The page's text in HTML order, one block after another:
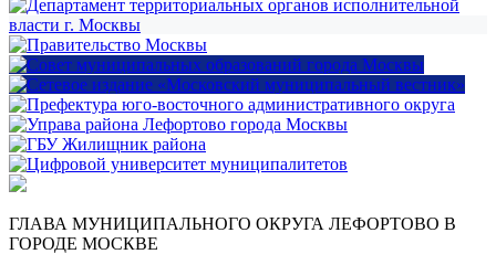
ГЛАВА МУНИЦИПАЛЬНОГО ОКРУГА ЛЕФОРТОВО В
ГОРОДЕ МОСКВЕ